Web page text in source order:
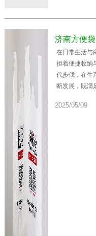
济南方便
在日常生活与
担着便捷收纳
代步伐，在生
断发展，既满
2025/05/09